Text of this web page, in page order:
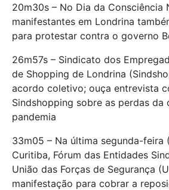
20m30s – No Dia da Consciência
manifestantes em Londrina
para protestar contra o governo
26m57s – Sindicato dos
de Shopping de Londrina
acordo coletivo; ouça entrevista
Sindshopping sobre as perdas da
pandemia
33m05 – Na última segunda-feira
Curitiba, Fórum das Entidades
União das Forças de Segurança
manifestação para cobrar a